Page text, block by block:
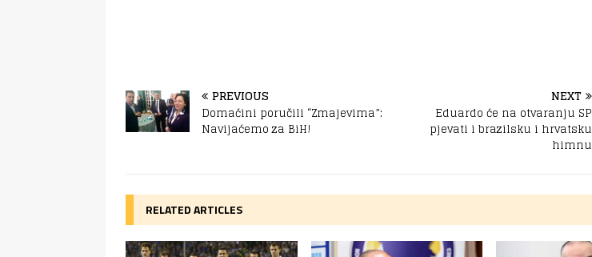
PREVIOUS
Domaćini poručili “Zmajevima”:
Navijaćemo za BiH!
NEXT
Eduardo će na otvaranju SP
pjevati i brazilsku i hrvatsku
himnu
RELATED ARTICLES